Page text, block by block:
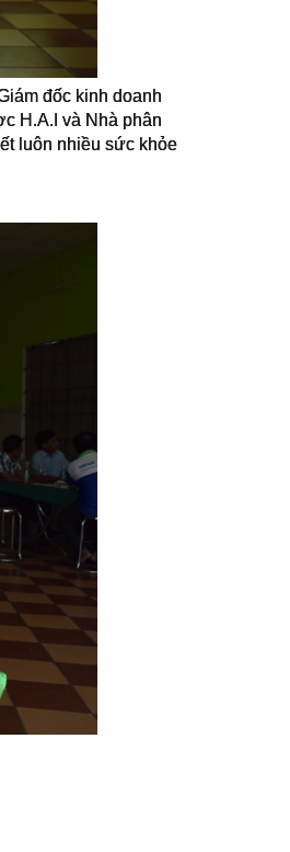
đốc kinh doanh
H.A.I và Nhà phân
luôn nhiều sức khỏe